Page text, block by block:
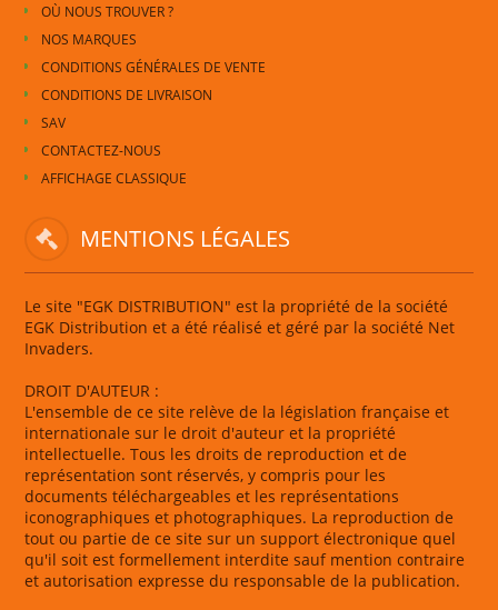
OÙ NOUS TROUVER ?
NOS MARQUES
CONDITIONS GÉNÉRALES DE VENTE
CONDITIONS DE LIVRAISON
SAV
CONTACTEZ-NOUS
AFFICHAGE CLASSIQUE
MENTIONS LÉGALES
Le site "EGK DISTRIBUTION" est la propriété de la société
EGK Distribution et a été réalisé et géré par la société Net
Invaders.
DROIT D'AUTEUR :
L'ensemble de ce site relève de la législation française et
internationale sur le droit d'auteur et la propriété
intellectuelle. Tous les droits de reproduction et de
représentation sont réservés, y compris pour les
documents téléchargeables et les représentations
iconographiques et photographiques. La reproduction de
tout ou partie de ce site sur un support électronique quel
qu'il soit est formellement interdite sauf mention contraire
et autorisation expresse du responsable de la publication.